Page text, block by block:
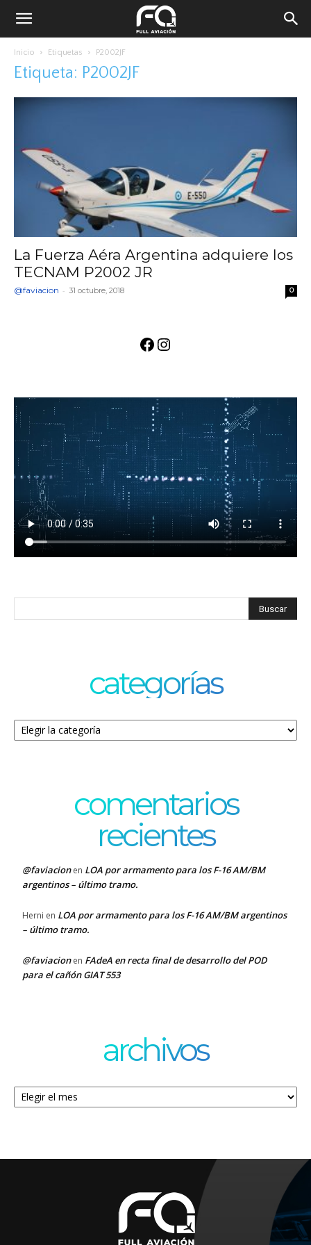
Inicio Etiquetas P2002JF
Etiqueta: P2002JF
La Fuerza Aéra Argentina adquiere los
TECNAM P2002 JR
@faviacion - 31 octubre, 2018 0
Facebook
Instagram
categorías
Categorías
comentarios
recientes
@faviacionen LOA por armamento para los F-16 AM/BM
argentinos – último tramo.
Herni en LOA por armamento para los F-16 AM/BM argentinos
– último tramo.
@faviacionen FAdeA en recta final de desarrollo del POD
para el cañón GIAT 553
archivos
Archivos